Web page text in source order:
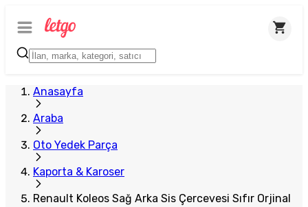
Anasayfa
Araba
Oto Yedek Parça
Kaporta & Karoser
Renault Koleos Sağ Arka Sis Çercevesi Sıfır Orjinal
Plus Satıcı